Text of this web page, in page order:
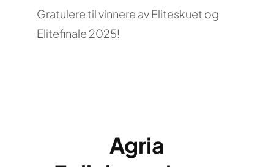
Gratulere til vinnere av Eliteskuet og
Elitefinale 2025!
Agria